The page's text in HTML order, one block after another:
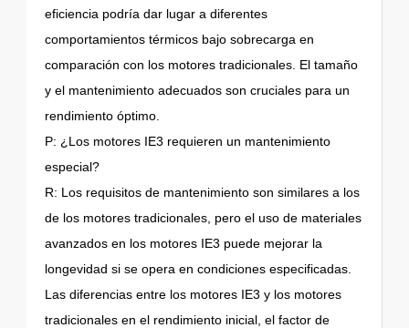
eficiencia podría dar lugar a diferentes
comportamientos térmicos bajo sobrecarga en
comparación con los motores tradicionales. El tamaño
y el mantenimiento adecuados son cruciales para un
rendimiento óptimo.
P: ¿Los motores IE3 requieren un mantenimiento
especial?
R: Los requisitos de mantenimiento son similares a los
de los motores tradicionales, pero el uso de materiales
avanzados en los motores IE3 puede mejorar la
longevidad si se opera en condiciones especificadas.
Las diferencias entre los motores IE3 y los motores
tradicionales en el rendimiento inicial, el factor de